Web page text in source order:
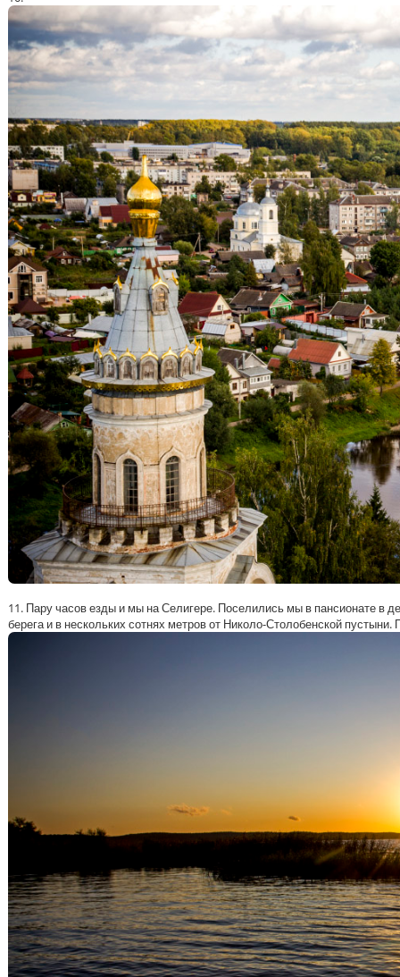
11. Пару часов езды и мы на Селигере. Поселились мы в пансионате в
берега и в нескольких сотнях метров от Николо-Столобенской